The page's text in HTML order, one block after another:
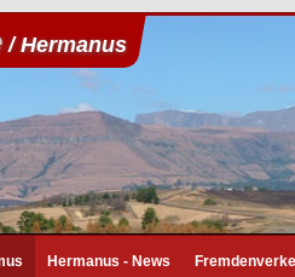
/ Hermanus
Hermanus - News